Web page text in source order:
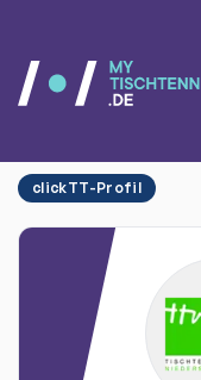
clickTT-Profil